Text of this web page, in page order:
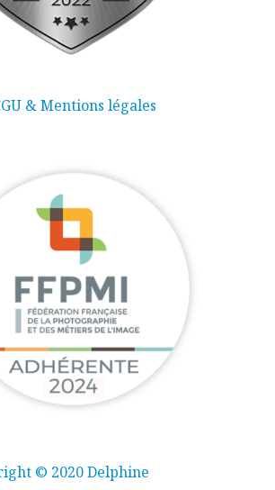
& Mentions légales
© 2020 Delphine